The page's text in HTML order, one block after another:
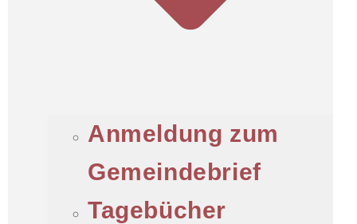
Anmeldung zum
Gemeindebrief
Tagebücher